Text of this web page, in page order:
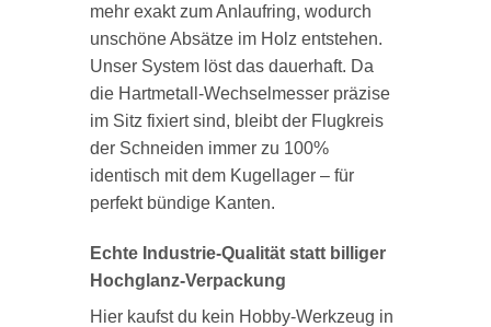
mehr exakt zum Anlaufring, wodurch
unschöne Absätze im Holz entstehen.
Unser System löst das dauerhaft. Da
die Hartmetall-Wechselmesser präzise
im Sitz fixiert sind, bleibt der Flugkreis
der Schneiden immer zu 100%
identisch mit dem Kugellager – für
perfekt bündige Kanten.
Echte Industrie-Qualität statt billiger
Hochglanz-Verpackung
Hier kaufst du kein Hobby-Werkzeug in